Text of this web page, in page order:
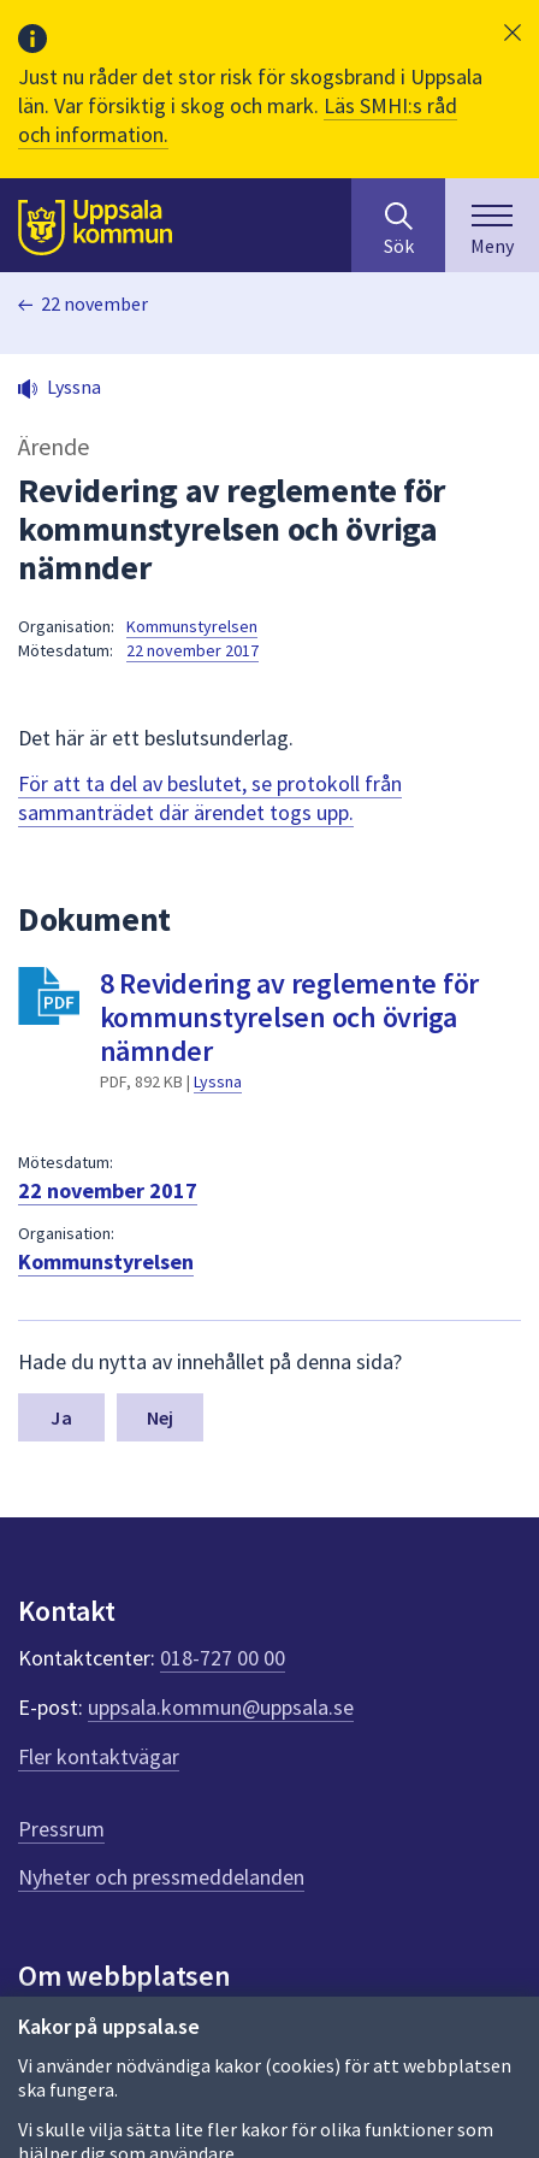
Just nu råder det stor risk för skogsbrand i Uppsala
län. Var försiktig i skog och mark. Läs SMHI:s råd
och information.
Till sidans
huvudinnehåll
efter
innehåll
på
sökfältet
kommer
sökförslag
att
navigera
mellan
välja
något
Sök Meny
Kakor på uppsala.se
Vi använder nödvändiga kakor (cookies) för att webbplatsen
ska fungera.
Vi skulle vilja sätta lite fler kakor för olika funktioner som
hjälper dig som användare.
22 november
Lyssna
Ärende
Revidering av reglemente för
kommunstyrelsen och övriga
nämnder
Organisation:
Kommunstyrelsen
Mötesdatum:
22 november 2017
Det här är ett beslutsunderlag.
För att ta del av beslutet, se protokoll från
sammanträdet där ärendet togs upp.
Dokument
8 Revidering av reglemente för
kommunstyrelsen och övriga
nämnder
PDF, 892 KB | Lyssna
Mötesdatum:
22 november 2017
Organisation:
Kommunstyrelsen
ä
m
a
n
k
t
e
r
f
ö
r
e
n
n
a
d
a
Hade du nytta av innehållet på denna sida?
Nej
Kontakt
Kontaktcenter: 018-727 00 00
E-post: uppsala.kommun@uppsala.se
Fler kontaktvägar
Pressrum
Nyheter och pressmeddelanden
Om webbplatsen
Om webbplatsen
Allmänna handlingar och diarium
Behandling av personuppgifter